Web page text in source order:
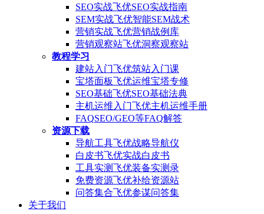
SEO实战飞优SEO实战指南
SEM实战飞优智能SEM战术
营销实战飞优营销战例库
营销观察站飞优洞察观察站
教程学习
建站入门飞优筑站入门课
宝塔面板飞优运维宝塔专修
SEO基础飞优SEO基础法典
主机运维入门飞优主机运维手册
FAQSEO/GEO等FAQ解答
资源下载
导航工具飞优战略导航仪
白皮书飞优实战白皮书
工具实测飞优装备实测录
免费资源飞优补给资源站
问答集合飞优参谋问答集
关于我们